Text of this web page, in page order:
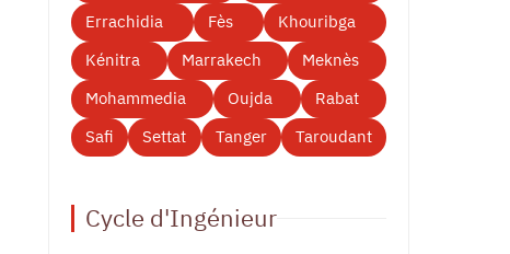
Errachidia
Fès
Khouribga
Kénitra
Marrakech
Meknès
Mohammedia
Oujda
Rabat
Safi
Settat Tanger Taroudant
Cycle d'Ingénieur